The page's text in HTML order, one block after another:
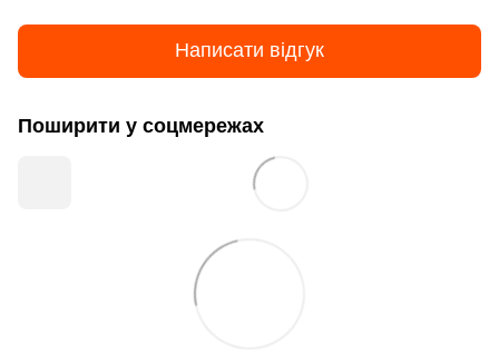
Написати відгук
Поширити у соцмережах